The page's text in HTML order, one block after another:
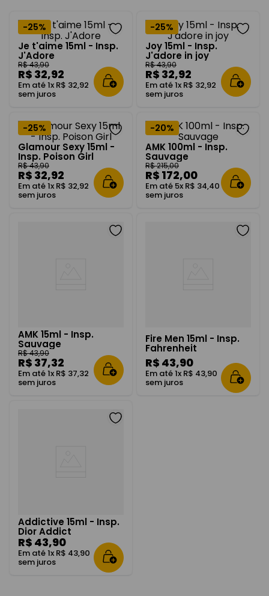
-25%
Je t'aime 15ml - Insp.
J'Adore
R$43,90
R$ 32,92
Em até1x R$ 32,92
sem juros
-25%
Joy 15ml - Insp.
J'adore in joy
R$43,90
R$ 32,92
Em até1x R$ 32,92
sem juros
-25%
Glamour Sexy 15ml -
Insp. Poison Girl
R$43,90
R$ 32,92
Em até1x R$ 32,92
sem juros
-20%
AMK 100ml - Insp.
Sauvage
R$215,00
R$ 172,00
Em até 5x R$ 34,40
sem juros
AMK 15ml - Insp.
Sauvage
R$43,90
R$ 37,32
Em até1x R$ 37,32
sem juros
Fire Men 15ml - Insp.
Fahrenheit
R$ 43,90
Em até1x R$ 43,90
sem juros
Addictive 15ml - Insp.
Dior Addict
R$ 43,90
Em até1x R$ 43,90
sem juros